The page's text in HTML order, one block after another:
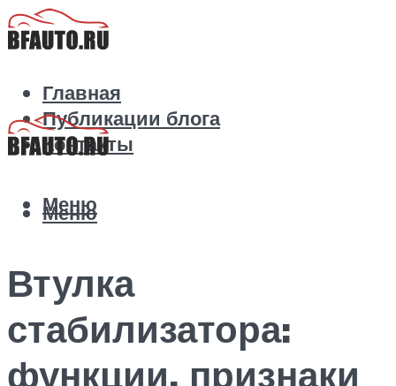
Главная
Публикации блога
Контакты
Меню
Меню
Втулка
стабилизатора:
функции, признаки